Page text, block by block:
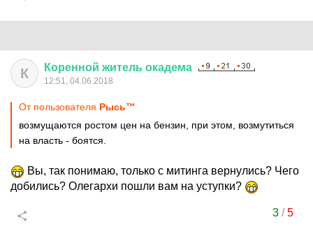
К Коренной житель окадема
12:51, 04.06.2018
От пользователя Рысь™
возмущаются ростом цен на бензин, при этом, возмутиться
на власть - боятся.
Вы, так понимаю, только с митинга вернулись? Чего
добились? Олегархи пошли вам на уступки?
3/5